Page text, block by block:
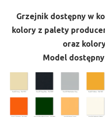
Grzejnik dostępny w
kolory z palety
oraz
Model